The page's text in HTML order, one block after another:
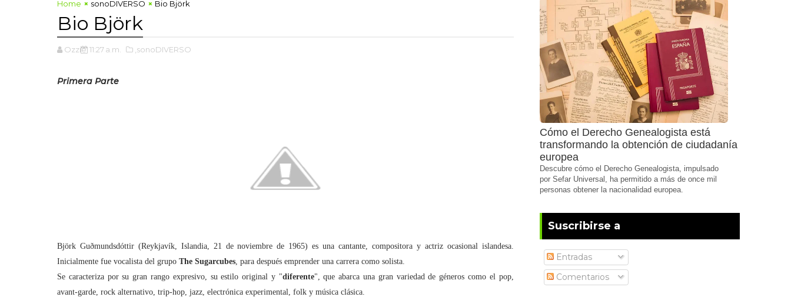
Home sonoDIVERSO Bio Björk
Bio Björk
Ozzie 11:27 a.m. ,sonoDIVERSO
Primera Parte
Björk Guðmundsdóttir (Reykjavík, Islandia, 21 de noviembre de 1965) es una cantante, compositora y actriz ocasional islandesa.
Inicialmente fue vocalista del grupo The Sugarcubes, para después emprender una carrera como solista.
Se caracteriza por su gran rango expresivo, su estilo original y "diferente", que abarca una gran variedad de géneros como el pop,
avant-garde, rock alternativo, trip-hop, jazz, electrónica experimental, folk y música clásica.
Cómo el Derecho Genealogista está
transformando la obtención de ciudadanía
europea
Descubre cómo el Derecho Genealogista, impulsado
por Sefar Universal, ha permitido a más de once mil
personas obtener la nacionalidad europea.
Suscribirse a
Entradas
Comentarios